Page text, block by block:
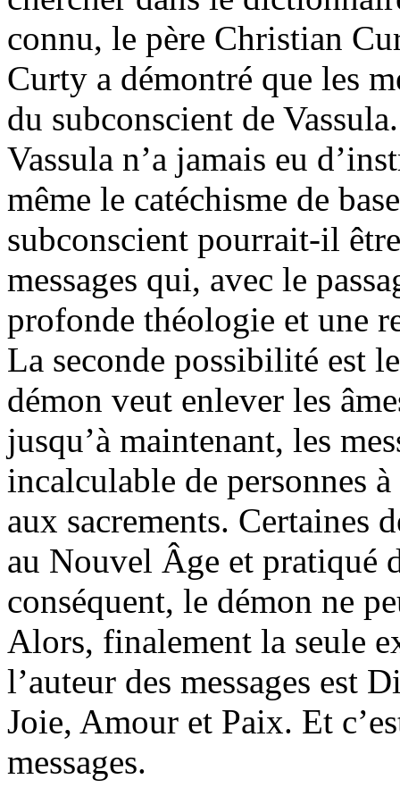
connu, le père Christian
Curty a démontré que les
du subconscient de
Vassula n’a jamais eu
même le catéchisme de
subconscient pourrait-il
messages qui, avec le
profonde théologie et une
La seconde possibilité est
démon veut enlever les
jusqu’à maintenant, les
incalculable de personnes
aux sacrements. Certaines
au Nouvel Âge et pratiqué
conséquent, le démon ne
Alors, finalement la seule
l’auteur des messages est
Joie, Amour et Paix. Et
messages.